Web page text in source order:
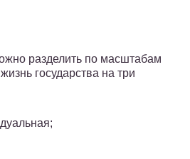
разделить по масштабам
государства на три